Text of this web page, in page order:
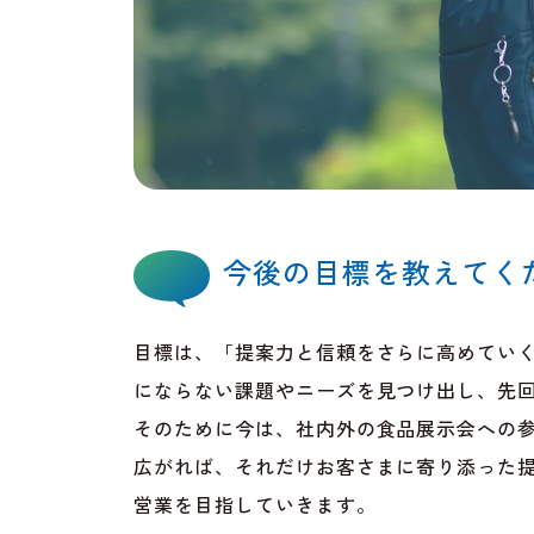
今後の目標を教えてく
目標は、「提案力と信頼をさらに高めて
にならない課題やニーズを見つけ出し、先
そのために今は、社内外の食品展示会への
広がれば、それだけお客さまに寄り添った
営業を目指していきます。